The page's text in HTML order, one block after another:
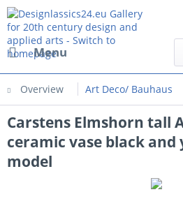
Menu
Overview Art Deco/ Bauhaus
Carstens Elmshorn tall
ceramic vase black
model